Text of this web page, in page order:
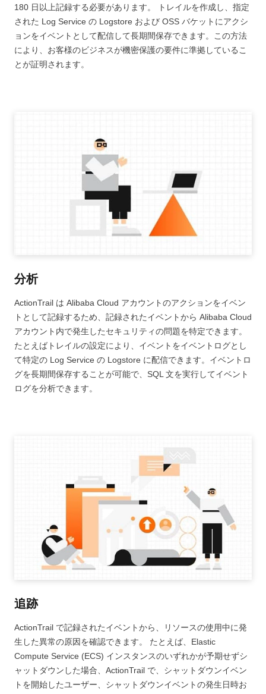
180 日以上記録する必要があります。 トレイルを作成し、指定
された Log Service の Logstore および OSS バケットにアクシ
ョンをイベントとして配信して長期間保存できます。この方法
により、お客様のビジネスが機密保護の要件に準拠しているこ
とが証明されます。
分析
ActionTrail は Alibaba Cloud アカウントのアクションをイベン
トとして記録するため、記録されたイベントから Alibaba Cloud
アカウント内で発生したセキュリティの問題を特定できます。
たとえばトレイルの設定により、イベントをイベントログとし
て特定の Log Service の Logstore に配信できます。イベントロ
グを長期間保存することが可能で、SQL 文を実行してイベント
ログを分析できます。
追跡
ActionTrail で記録されたイベントから、リソースの使用中に発
生した異常の原因を確認できます。 たとえば、Elastic
Compute Service (ECS) インスタンスのいずれかが予期せずシ
ャットダウンした場合、ActionTrail で、シャットダウンイベン
トを開始したユーザー、シャットダウンイベントの発生日時お